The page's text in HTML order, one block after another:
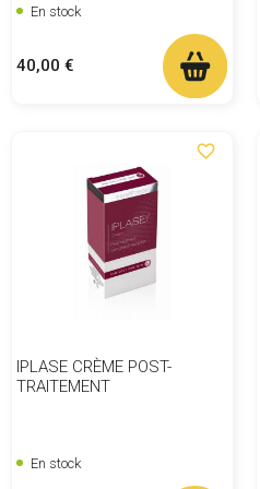
En stock
Prix
40,00 €
favorite_border
IPLASE CRÈME POST-
TRAITEMENT
En stock